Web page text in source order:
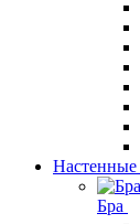
Настенные
Бра